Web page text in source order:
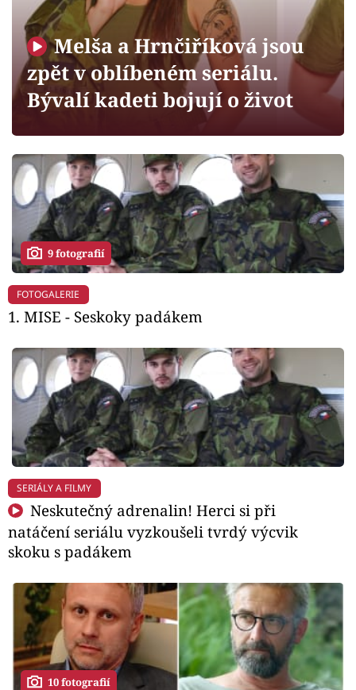
Sledujte prima+
Filmový festival Karlovy Vary
Mámy sobě
Přihlášení
Sledujte nás
Melša a Hrnčiříková jsou
zpět v oblíbeném seriálu.
Bývalí kadeti bojují o život
9 fotografií
FOTOGALERIE
1. MISE - Seskoky padákem
SERIÁLY A FILMY
Neskutečný adrenalin! Herci si při
natáčení seriálu vyzkoušeli tvrdý výcvik
skoku s padákem
10 fotografií